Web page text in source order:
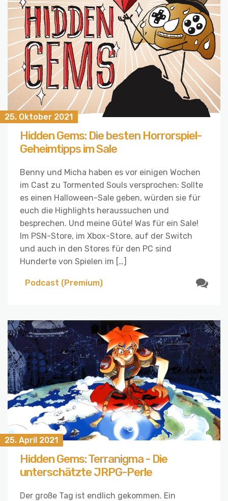
25. Oktober 2021
Hidden Gems: Die besten Horrorspiel-
Geheimtipps im Sale
Benny und Micha haben es vor einigen Wochen
im Cast zu Tormented Souls versprochen: Sollte
es einen Halloween-Sale geben, würden sie für
euch die Highlights heraussuchen und
besprechen. Und meine Güte! Was für ein Sale!
Im PSN-Store, im Xbox-Store, auf der Switch
und auch in den Stores für den PC sind
Hunderte von Spielen im […]
Podcast (Premium)
25. April 2021
Hidden Gems: Terranigma - Die
unterschätzte JRPG-Perle
Der große Tag ist endlich gekommen. Ein